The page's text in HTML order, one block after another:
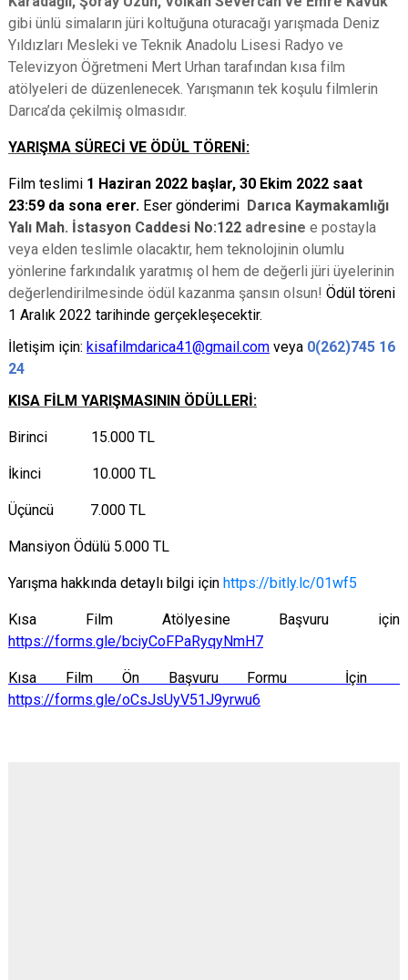
gibi ünlü simaların jüri koltuğuna oturacağı yarışmada Deniz
Yıldızları Mesleki ve Teknik Anadolu Lisesi Radyo ve
Televizyon Öğretmeni Mert Urhan tarafından kısa film
atölyeleri de düzenlenecek. Yarışmanın tek koşulu filmlerin
Darıca’da çekilmiş olmasıdır.
YARIŞMA SÜRECİ VE ÖDÜL TÖRENİ:
Film teslimi 1 Haziran 2022 başlar, 30 Ekim 2022 saat
23:59 da sona erer. Eser gönderimi Darıca Kaymakamlığı
Yalı Mah. İstasyon Caddesi No:122 adresine e postayla
veya elden teslimle olacaktır, hem teknolojinin olumlu
yönlerine farkındalık yaratmış ol hem de değerli jüri üyelerinin
değerlendirilmesinde ödül kazanma şansın olsun! Ödül töreni
1 Aralık 2022 tarihinde gerçekleşecektir.
İletişim için: kisafilmdarica41@gmail.com veya 0(262)745 16
24
KISA FİLM YARIŞMASININ ÖDÜLLERİ:
Birinci 15.000 TL
İkinci 10.000 TL
Üçüncü 7.000 TL
Mansiyon Ödülü 5.000 TL
Yarışma hakkında detaylı bilgi için https://bitly.lc/01wf5
Kısa Film Atölyesine Başvuru için
https://forms.gle/bciyCoFPaRyqyNmH7
Kısa Film Ön Başvuru Formu İçin
https://forms.gle/oCsJsUyV51J9yrwu6